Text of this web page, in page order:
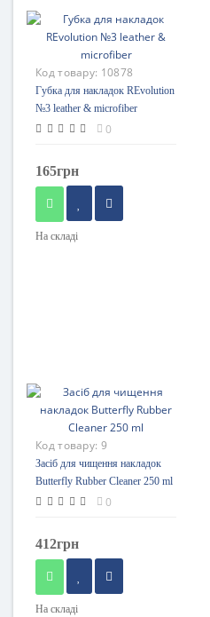
Код товару: 10878
Губка для накладок REvolution
№3 leather & microfiber
0
165грн
На складі
Код товару: 9
Засіб для чищення накладок
Butterfly Rubber Cleaner 250 ml
0
412грн
На складі